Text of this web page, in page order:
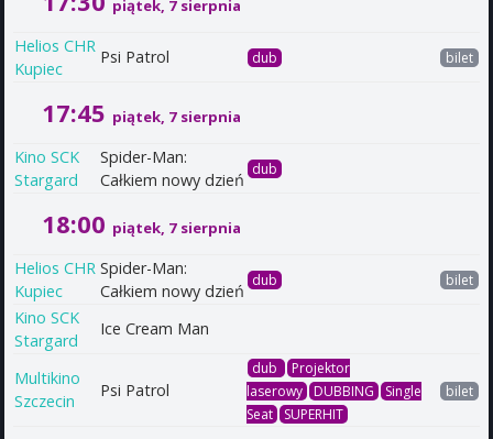
piątek, 7 sierpnia
Helios CHR
Kupiec
Psi Patrol dub bilet
17:45 piątek, 7 sierpnia
Kino SCK
Stargard
Spider-Man:
Całkiem nowy dzień
dub
18:00 piątek, 7 sierpnia
Helios CHR
Kupiec
Spider-Man:
Całkiem nowy dzień
dub bilet
Kino SCK
Stargard
Ice Cream Man
Multikino
Szczecin
Psi Patrol
dub
Projektor
laserowy
DUBBING
Single
Seat
SUPERHIT
bilet